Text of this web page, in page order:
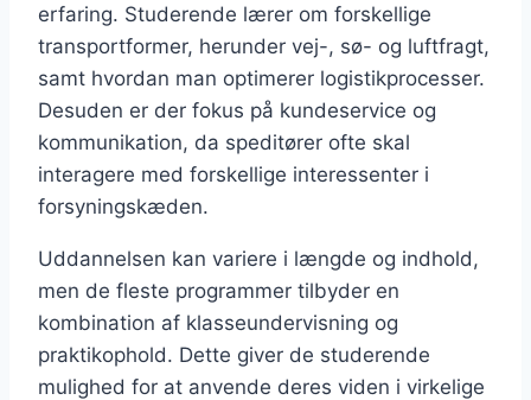
erfaring. Studerende lærer om forskellige
transportformer, herunder vej-, sø- og luftfragt,
samt hvordan man optimerer logistikprocesser.
Desuden er der fokus på kundeservice og
kommunikation, da speditører ofte skal
interagere med forskellige interessenter i
forsyningskæden.
Uddannelsen kan variere i længde og indhold,
men de fleste programmer tilbyder en
kombination af klasseundervisning og
praktikophold. Dette giver de studerende
mulighed for at anvende deres viden i virkelige